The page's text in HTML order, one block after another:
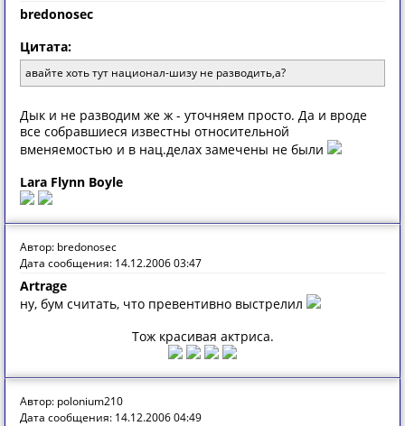
bredonosec
Цитата:
авайте хоть тут национал-шизу не разводить,а?
Дык и не разводим же ж - уточняем просто. Да и вроде
все собравшиеся известны относительной
вменяемостью и в нац.делах замечены не были
Lara Flynn Boyle
Автор: bredonosec
Дата сообщения: 14.12.2006 03:47
Artrage
ну, бум считать, что превентивно выстрелил
Тож красивая актриса.
Автор: polonium210
Дата сообщения: 14.12.2006 04:49